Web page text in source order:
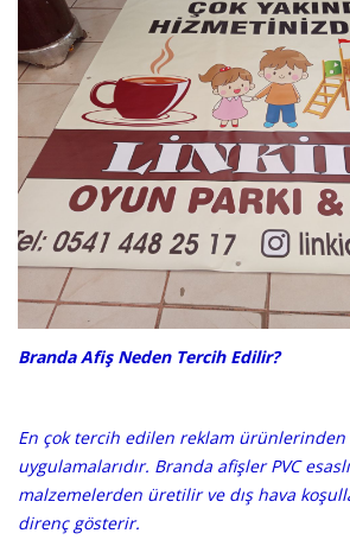
Branda Afiş Neden Tercih Edilir?
En çok tercih edilen reklam
uygulamalarıdır. Branda afişler PVC
malzemelerden üretilir ve dış hava
direnç gösterir.